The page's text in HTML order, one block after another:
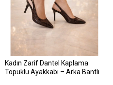
Kadın Zarif Dantel Kaplama
Topuklu Ayakkabı – Arka Bantlı